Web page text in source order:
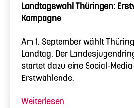
Landtagswahl Thüringen:
Kampagne
Am 1. September wählt
Landtag. Der
startet dazu eine Social-
Erstwählende.
Weiterlesen